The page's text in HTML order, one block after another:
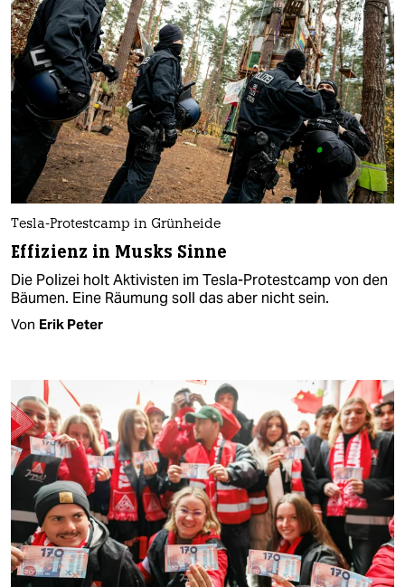
Tesla-Protestcamp in Grünheide
Effizienz in Musks Sinne
Die Polizei holt Aktivisten im Tesla-Protestcamp von den
Bäumen. Eine Räumung soll das aber nicht sein.
Von Erik Peter